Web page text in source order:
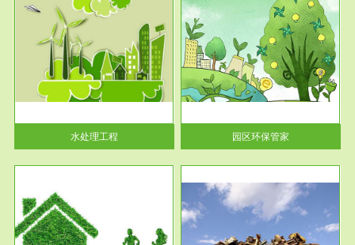
水处理工程
服务范围
园区环保管家
2016 年 4 月，环保部下发《关
于积极发挥环境保护作用促进供
给侧结...
园区环保管家
服务范围